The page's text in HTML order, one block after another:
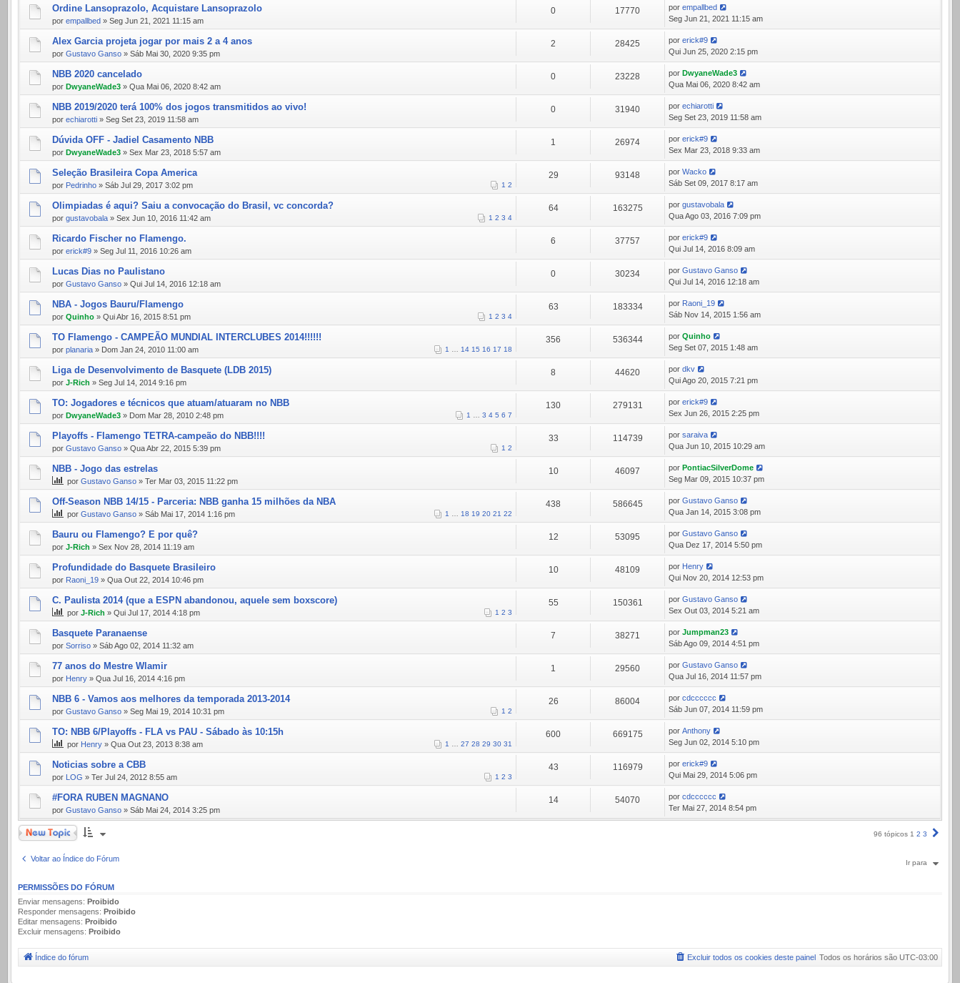
Ordine Lansoprazolo, Acquistare Lansoprazolo
por empallbed » Seg Jun 21, 2021 11:15 am
0 17770 porempallbed
Seg Jun 21, 2021 11:15 am
Alex Garcia projeta jogar por mais 2 a 4 anos
por Gustavo Ganso » Sáb Mai 30, 2020 9:35 pm
2 28425 porerick#9
Qui Jun 25, 2020 2:15 pm
NBB 2020 cancelado
por DwyaneWade3 » Qua Mai 06, 2020 8:42 am
0 23228 porDwyaneWade3
Qua Mai 06, 2020 8:42 am
NBB 2019/2020 terá 100% dos jogos transmitidos ao vivo!
por echiarotti » Seg Set 23, 2019 11:58 am
0 31940 porechiarotti
Seg Set 23, 2019 11:58 am
Dúvida OFF - Jadiel Casamento NBB
por DwyaneWade3 » Sex Mar 23, 2018 5:57 am
1 26974 porerick#9
Sex Mar 23, 2018 9:33 am
Seleção Brasileira Copa America
por Pedrinho » Sáb Jul 29, 2017 3:02 pm 1 2
29 93148 porWacko
Sáb Set 09, 2017 8:17 am
Olimpiadas é aqui? Saiu a convocação do Brasil, vc concorda?
por gustavobala » Sex Jun 10, 2016 11:42 am 1 2 3 4
64 163275 porgustavobala
Qua Ago 03, 2016 7:09 pm
Ricardo Fischer no Flamengo.
por erick#9 » Seg Jul 11, 2016 10:26 am
6 37757 porerick#9
Qui Jul 14, 2016 8:09 am
Lucas Dias no Paulistano
por Gustavo Ganso » Qui Jul 14, 2016 12:18 am
0 30234 porGustavo Ganso
Qui Jul 14, 2016 12:18 am
NBA - Jogos Bauru/Flamengo
por Quinho » Qui Abr 16, 2015 8:51 pm 1 2 3 4
63 183334 por Raoni_19
Sáb Nov 14, 2015 1:56 am
TO Flamengo - CAMPEÃO MUNDIAL INTERCLUBES 2014!!!!!!
por planaria » Dom Jan 24, 2010 11:00 am 1 14 15 16 17 18
356 536344 porQuinho
Seg Set 07, 2015 1:48 am
Liga de Desenvolvimento de Basquete (LDB 2015)
por J-Rich » Seg Jul 14, 2014 9:16 pm
8 44620 pordkv
Qui Ago 20, 2015 7:21 pm
TO: Jogadores e técnicos que atuam/atuaram no NBB
por DwyaneWade3 » Dom Mar 28, 2010 2:48 pm 1 3 4 5 6 7
130 279131 porerick#9
Sex Jun 26, 2015 2:25 pm
Playoffs - Flamengo TETRA-campeão do NBB!!!!
por Gustavo Ganso » Qua Abr 22, 2015 5:39 pm 1 2
33 114739 porsaraiva
Qua Jun 10, 2015 10:29 am
NBB - Jogo das estrelas
por Gustavo Ganso » Ter Mar 03, 2015 11:22 pm
10 46097 porPontiacSilverDome
Seg Mar 09, 2015 10:37 pm
Off-Season NBB 14/15 - Parceria: NBB ganha 15 milhões da NBA
por Gustavo Ganso » Sáb Mai 17, 2014 1:16 pm 1 18 19 20 21 22
438 586645 porGustavo Ganso
Qua Jan 14, 2015 3:08 pm
Bauru ou Flamengo? E por quê?
por J-Rich » Sex Nov 28, 2014 11:19 am
12 53095 porGustavo Ganso
Qua Dez 17, 2014 5:50 pm
Profundidade do Basquete Brasileiro
por Raoni_19 » Qua Out 22, 2014 10:46 pm
10 48109 por Henry
Qui Nov 20, 2014 12:53 pm
C. Paulista 2014 (que a ESPN abandonou, aquele sem boxscore)
por J-Rich » Qui Jul 17, 2014 4:18 pm 1 2 3
55 150361 porGustavo Ganso
Sex Out 03, 2014 5:21 am
Basquete Paranaense
por Sorriso » Sáb Ago 02, 2014 11:32 am
7 38271 porJumpman23
Sáb Ago 09, 2014 4:51 pm
77 anos do Mestre Wlamir
por Henry » Qua Jul 16, 2014 4:16 pm
1 29560 porGustavo Ganso
Qua Jul 16, 2014 11:57 pm
NBB 6 - Vamos aos melhores da temporada 2013-2014
por Gustavo Ganso » Seg Mai 19, 2014 10:31 pm 1 2
26 86004 porcdcccccc
Sáb Jun 07, 2014 11:59 pm
TO: NBB 6/Playoffs - FLA vs PAU - Sábado às 10:15h
por Henry » Qua Out 23, 2013 8:38 am 1 27 28 29 30 31
600 669175 porAnthony
Seg Jun 02, 2014 5:10 pm
Noticias sobre a CBB
por LOG » Ter Jul 24, 2012 8:55 am 1 2 3
43 116979 porerick#9
Qui Mai 29, 2014 5:06 pm
#FORA RUBEN MAGNANO
por Gustavo Ganso » Sáb Mai 24, 2014 3:25 pm
14 54070 porcdcccccc
Ter Mai 27, 2014 8:54 pm
Novo Tópico
96 tópicos 1 2 3
Voltar ao Índice do Fórum Ir para
PERMISSÕES DO FÓRUM
Enviar mensagens: Proibido
Responder mensagens: Proibido
Editar mensagens: Proibido
Excluir mensagens: Proibido
Índice do fórum Todos os horários são UTC-03:00
Excluir todos os cookies deste painel